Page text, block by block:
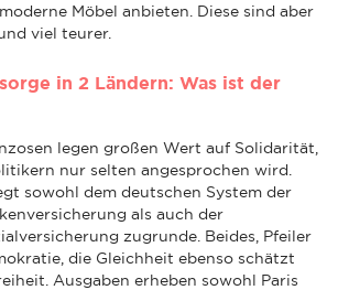
Möbel anbieten. Diese sind aber
viel teurer.
in 2 Ländern: Was ist der
legen großen Wert auf Solidarität,
nur selten angesprochen wird.
sowohl dem deutschen System der
als auch der
zugrunde. Beides, Pfeiler
die Gleichheit ebenso schätzt
Ausgaben erheben sowohl Paris